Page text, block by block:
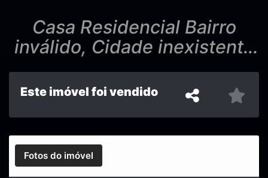
Casa Residencial Bairro
inválido, Cidade inexistente
- CA017
Este imóvel foi vendido
Fotos do imóvel